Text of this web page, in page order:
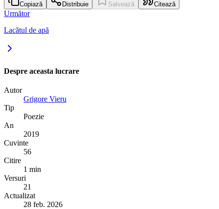
Copiază Distribuie Salvează Citează
Următor
Lacătul de apă
Despre aceasta lucrare
Autor
Grigore Vieru
Tip
Poezie
An
2019
Cuvinte
56
Citire
1 min
Versuri
21
Actualizat
28 feb. 2026